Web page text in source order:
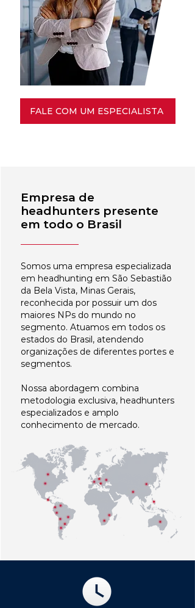
FALE COM UM ESPECIALISTA
Empresa de
headhunters presente
em todo o Brasil
Somos uma empresa especializada
em headhunting em São Sebastião
da Bela Vista, Minas Gerais,
reconhecida por possuir um dos
maiores NPs do mundo no
segmento. Atuamos em todos os
estados do Brasil, atendendo
organizações de diferentes portes e
segmentos.
Nossa abordagem combina
metodologia exclusiva, headhunters
especializados e amplo
conhecimento de mercado.